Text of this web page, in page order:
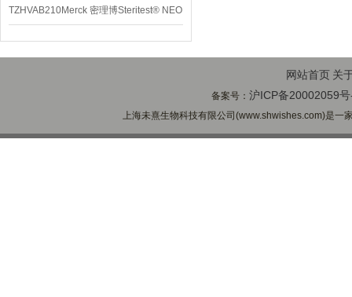
TZHVAB210Merck 密理博Steritest® NEO
设备
网站首页 关
备案号：沪ICP备20002059
上海未熹生物科技有限公司(www.shwishes.com)是一